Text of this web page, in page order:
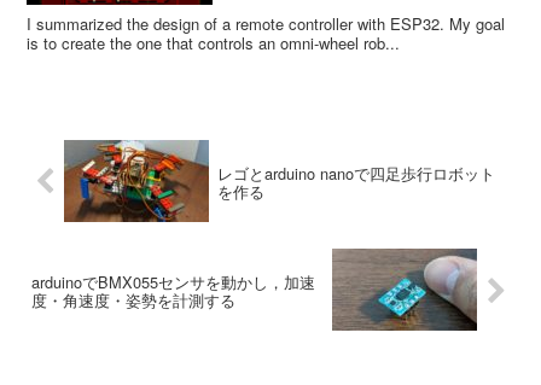
I summarized the design of a remote controller with ESP32. My goal
is to create the one that controls an omni-wheel rob...
レゴとarduino nanoで四足歩行ロボット
を作る
arduinoでBMX055センサを動かし，加速
度・角速度・姿勢を計測する